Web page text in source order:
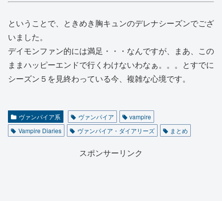
ということで、ときめき胸キュンのデレナシーズンでござ
いました。
デイモンファン的には満足・・・なんですが、まあ、この
ままハッピーエンドで行くわけないわなぁ。。。とすでに
シーズン５を見終わっている今、複雑な心境です。
ヴァンパイア系 ヴァンパイア
vampire
Vampire Diaries
ヴァンパイア・ダイアリーズ まとめ
スポンサーリンク